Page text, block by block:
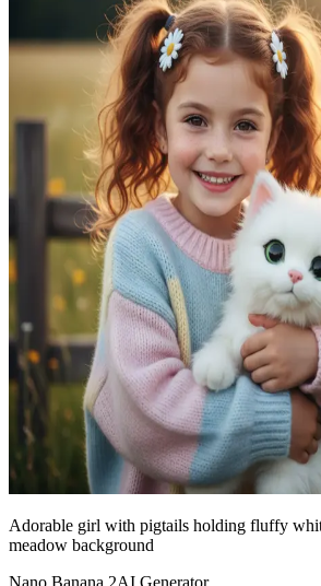
Adorable girl with pigtails holding fluffy
meadow background
Nano Banana 2AI Generator